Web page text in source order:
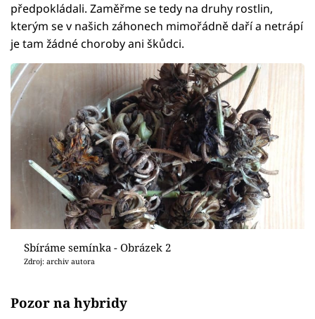
předpokládali. Zaměřme se tedy na druhy rostlin,
kterým se v našich záhonech mimořádně daří a netrápí
je tam žádné choroby ani škůdci.
Sbíráme semínka - Obrázek 2
Zdroj: archiv autora
Pozor na hybridy